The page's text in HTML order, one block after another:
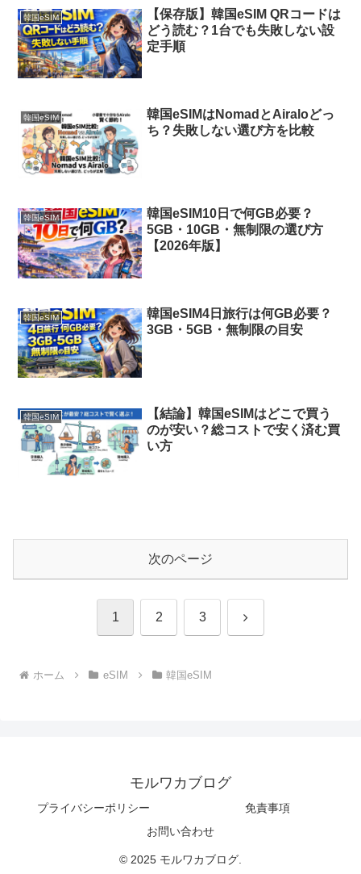
韓国eSIM
【保存版】韓国eSIM QRコードは
どう読む？1台でも失敗しない設
定手順
韓国eSIM
韓国eSIMはNomadとAiraloどっ
ち？失敗しない選び方を比較
韓国eSIM
韓国eSIM10日で何GB必要？
5GB・10GB・無制限の選び方
【2026年版】
韓国eSIM
韓国eSIM4日旅行は何GB必要？
3GB・5GB・無制限の目安
韓国eSIM
【結論】韓国eSIMはどこで買う
のが安い？総コストで安く済む買
い方
次のページ
1 2 3 次
ホーム eSIM 韓国eSIM
モルワカブログ
プライバシーポリシー
免責事項
お問い合わせ
© 2025 モルワカブログ.